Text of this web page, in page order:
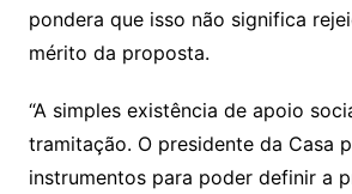
pondera que isso não significa
mérito da proposta.
“A simples existência de apoio
tramitação. O presidente da Casa
instrumentos para poder definir a